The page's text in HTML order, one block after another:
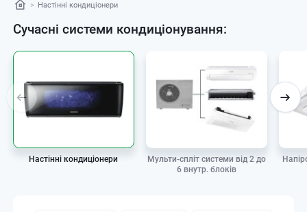
Настінні кондиціонери
Сучасні системи кондиціонування:
Настінні кондиціонери
Мульти-спліт системи від 2 до
6 внутр. блоків